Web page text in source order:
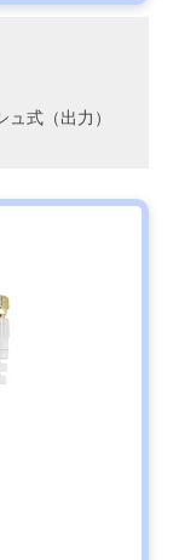
式（出力）